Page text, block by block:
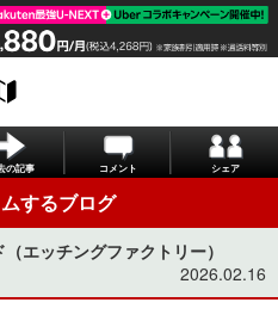
の記事 コメント シェア
するブログ
エッチングファクトリー）
2026.02.16